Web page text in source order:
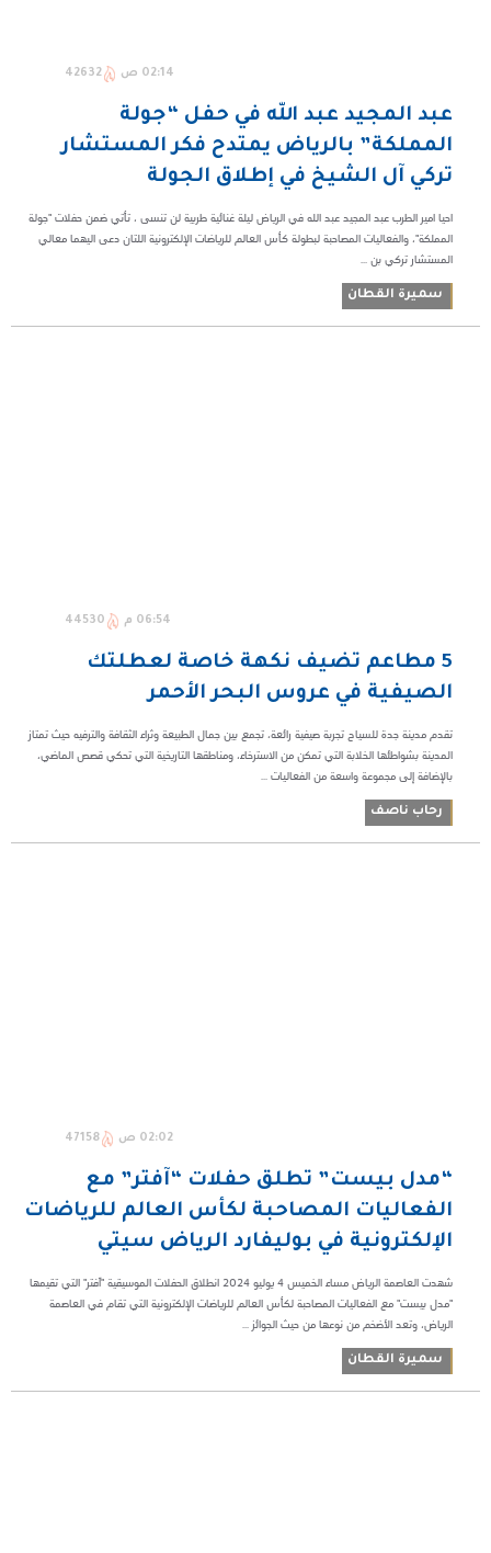
02:14 ص 42632
عبد المجيد عبد الله في حفل “جولة
المملكة” بالرياض يمتدح فكر المستشار
تركي آل الشيخ في إطلاق الجولة
احيا امير الطرب عبد المجيد عبد الله في الرياض ليلة غنائية طربية لن تنسى ، تأتي ضمن حفلات "جولة
المملكة"، والفعاليات المصاحبة لبطولة كأس العالم للرياضات الإلكترونية اللتان دعى اليهما معالي
المستشار تركي بن ...
سميرة القطان
06:54 م 44530
5 مطاعم تضيف نكهة خاصة لعطلتك
الصيفية في عروس البحر الأحمر
تقدم مدينة جدة للسياح تجربة صيفية رائعة، تجمع بين جمال الطبيعة وثراء الثقافة والترفيه حيث تمتاز
المدينة بشواطئها الخلابة التي تمكن من الاسترخاء، ومناطقها التاريخية التي تحكي قصص الماضي،
بالإضافة إلى مجموعة واسعة من الفعاليات ...
رحاب ناصف
02:02 ص 47158
“مدل بيست” تطلق حفلات “آفتر” مع
الفعاليات المصاحبة لكأس العالم للرياضات
الإلكترونية في بوليفارد الرياض سيتي
شهدت العاصمة الرياض مساء الخميس 4 يوليو 2024 انطلاق الحفلات الموسيقية "آفتر" التي تقيمها
"مدل بيست" مع الفعاليات المصاحبة لكأس العالم للرياضات الإلكترونية التي تقام في العاصمة
الرياض، وتعد الأضخم من نوعها من حيث الجوائز ...
سميرة القطان